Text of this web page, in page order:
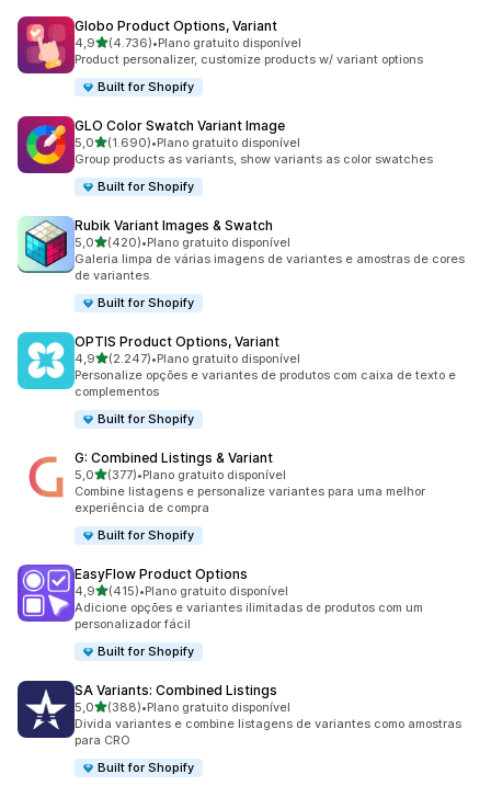
Globo Product Options, Variant
4,9de 5 estrelas
(4.736)
4736 avaliações ao todo
•Plano gratuito disponível
Product personalizer, customize products w/ variant options
Built for Shopify
GLO Color Swatch Variant Image
5,0de 5 estrelas
(1.690)
1690 avaliações ao todo
•Plano gratuito disponível
Group products as variants, show variants as color swatches
Built for Shopify
Rubik Variant Images & Swatch
5,0de 5 estrelas
(420)
420 avaliações ao todo
•Plano gratuito disponível
Galeria limpa de várias imagens de variantes e amostras de cores
de variantes.
Built for Shopify
OPTIS Product Options, Variant
4,9de 5 estrelas
(2.247)
2247 avaliações ao todo
•Plano gratuito disponível
Personalize opções e variantes de produtos com caixa de texto e
complementos
Built for Shopify
G: Combined Listings & Variant
5,0de 5 estrelas
(377)
377 avaliações ao todo
•Plano gratuito disponível
Combine listagens e personalize variantes para uma melhor
experiência de compra
Built for Shopify
EasyFlow Product Options
4,9de 5 estrelas
(415)
415 avaliações ao todo
•Plano gratuito disponível
Adicione opções e variantes ilimitadas de produtos com um
personalizador fácil
Built for Shopify
SA Variants: Combined Listings
5,0de 5 estrelas
(388)
388 avaliações ao todo
•Plano gratuito disponível
Divida variantes e combine listagens de variantes como amostras
para CRO
Built for Shopify